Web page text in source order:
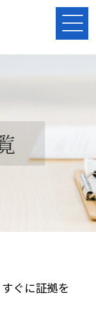
ぐに証拠を